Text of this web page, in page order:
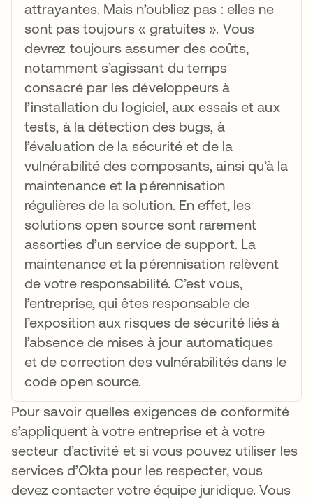
attrayantes. Mais n’oubliez pas : elles ne
sont pas toujours « gratuites ». Vous
devrez toujours assumer des coûts,
notamment s’agissant du temps
consacré par les développeurs à
l’installation du logiciel, aux essais et aux
tests, à la détection des bugs, à
l’évaluation de la sécurité et de la
vulnérabilité des composants, ainsi qu’à la
maintenance et la pérennisation
régulières de la solution. En effet, les
solutions open source sont rarement
assorties d’un service de support. La
maintenance et la pérennisation relèvent
de votre responsabilité. C’est vous,
l’entreprise, qui êtes responsable de
l’exposition aux risques de sécurité liés à
l’absence de mises à jour automatiques
et de correction des vulnérabilités dans le
code open source.
Pour savoir quelles exigences de conformité
s’appliquent à votre entreprise et à votre
secteur d’activité et si vous pouvez utiliser les
services d’Okta pour les respecter, vous
devez contacter votre équipe juridique. Vous